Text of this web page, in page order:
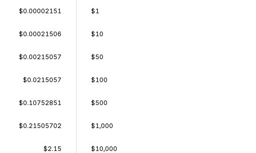
$0.00002151
$0.00021506
$0.00215057
$0.0215057
$0.10752851
$0.21505702
$2.15
$1
$10
$50
$100
$500
$1,000
$10,000